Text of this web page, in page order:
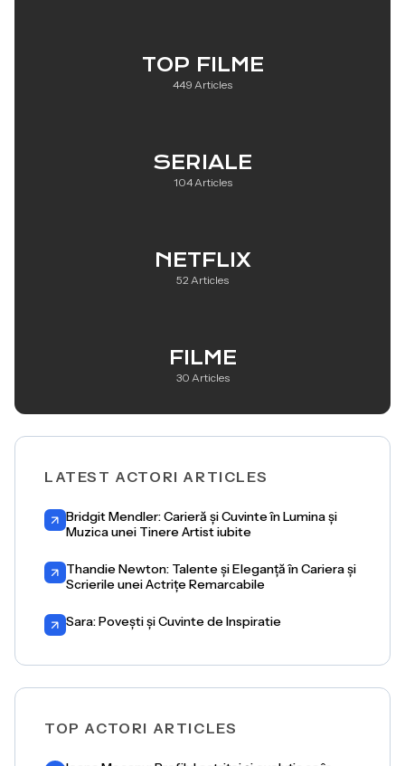
TOP FILME
449 Articles
SERIALE
104 Articles
NETFLIX
52 Articles
FILME
30 Articles
LATEST ACTORI ARTICLES
Bridgit Mendler: Carieră și Cuvinte în Lumina și
Muzica unei Tinere Artist iubite
Thandie Newton: Talente și Eleganță în Cariera și
Scrierile unei Actrițe Remarcabile
Sara: Povești și Cuvinte de Inspiratie
TOP ACTORI ARTICLES